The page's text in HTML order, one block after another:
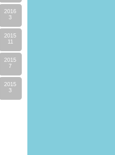
2016
3
2015
11
2015
7
2015
3